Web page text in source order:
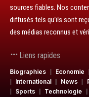
sources fiables. Nos
diffusés tels qu’ils sont
des médias reconnus et
Liens rapides
Biographies Economie
International
News
Sports
Technologie